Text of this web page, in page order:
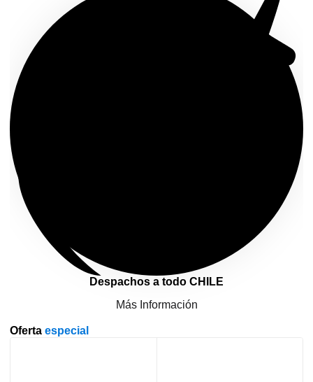
Despachos a todo CHILE
Más Información
Oferta especial